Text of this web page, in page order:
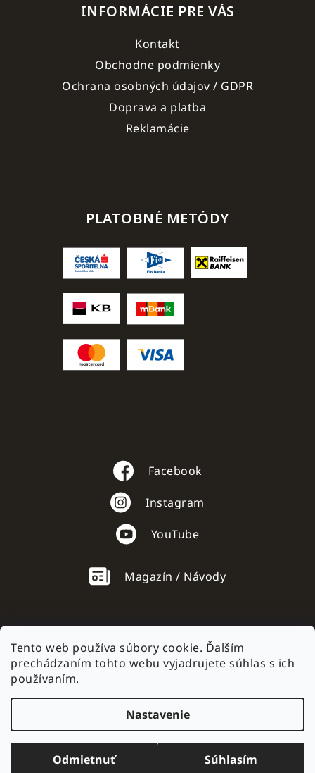
Tento web používa súbory cookie. Ďalším
prechádzaním tohto webu vyjadrujete súhlas s ich
používaním.
Nastavenie
Odmietnuť Súhlasím
INFORMÁCIE PRE VÁS
Kontakt
Obchodne podmienky
Ochrana osobných údajov / GDPR
Doprava a platba
Reklamácie
PLATOBNÉ METÓDY
Facebook
Instagram
YouTube
Magazín / Návody
AC mobile.cz
Vytvoril Shoptet
Copyright 2026 AC mobile . Všetky práva vyhradené.